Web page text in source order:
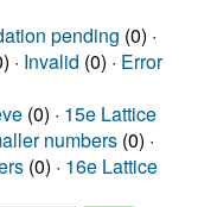
pending (0) ·
· Invalid (0) · Error
(0) · 15e Lattice
numbers (0) ·
(0) · 16e Lattice